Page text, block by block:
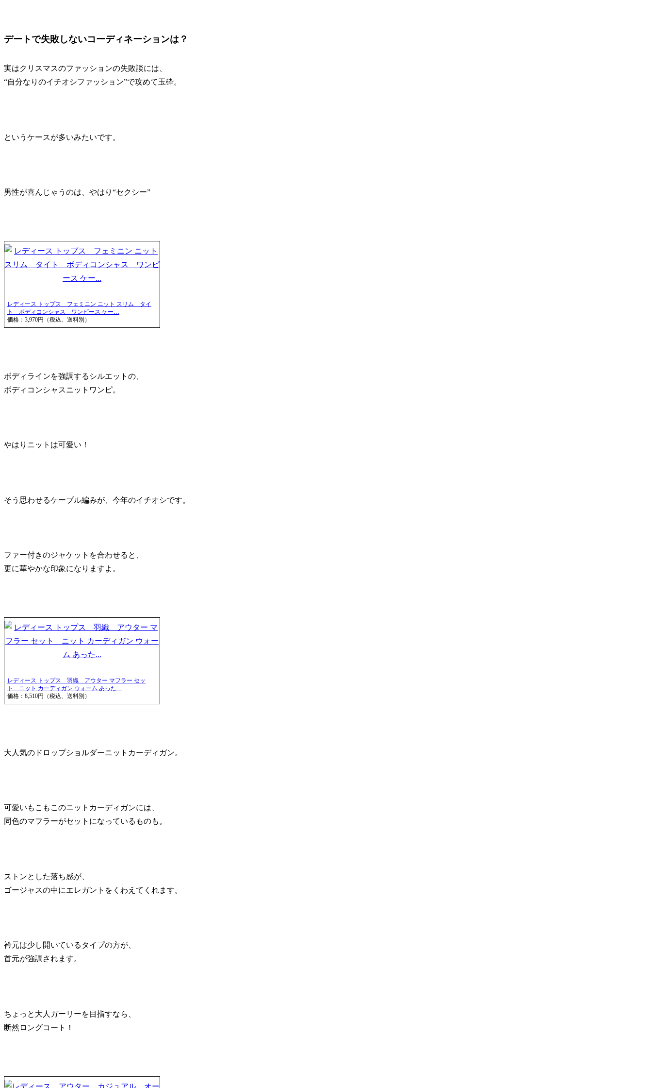
デートで失敗しないコーディネーションは？
実はクリスマスのファッションの失敗談には、
“自分なりのイチオシファッション”で攻めて玉砕。
というケースが多いみたいです。
男性が喜んじゃうのは、やはり “セクシー”
レディース トップス フェミニン ニット スリム タイ
ト ボディコンシャス ワンピース ケー…
価格：3,970円（税込、送料別）
ボディラインを強調するシルエットの、
ボディコンシャスニットワンピ。
やはりニットは可愛い！
そう思わせるケーブル編みが、今年のイチオシです。
ファー付きのジャケットを合わせると、
更に華やかな印象になりますよ。
レディース トップス 羽織 アウター マフラー セッ
ト ニット カーディガン ウォーム あった…
価格：8,510円（税込、送料別）
大人気の ドロップショルダーニットカーディガン。
可愛いもこもこのニットカーディガンには、
同色のマフラーがセットになっているものも。
ストンとした落ち感が、
ゴージャスの中にエレガントをくわえてくれます。
衿元は少し開いているタイプの方が、
首元が強調されます。
ちょっと大人ガーリーを目指すなら、
断然ロングコート！